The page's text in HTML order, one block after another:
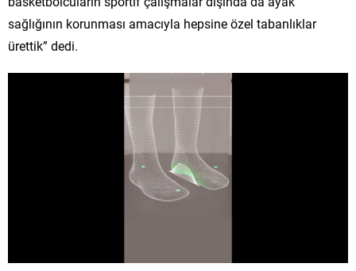
sağlığının korunması amacıyla hepsine özel tabanlıklar
ürettik” dedi.